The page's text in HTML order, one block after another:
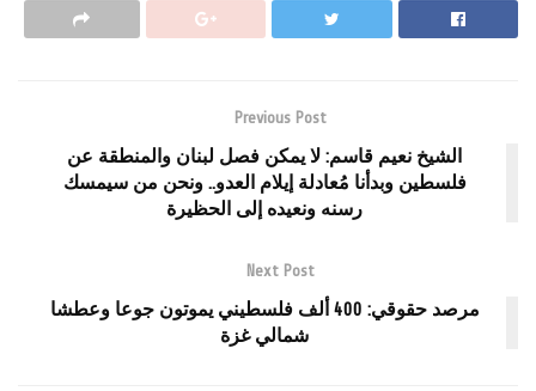
Previous Post
الشيخ نعيم قاسم: لا يمكن فصل لبنان والمنطقة عن
فلسطين وبدأنا مُعادلة إيلام العدو.. ونحن من سيمسك
رسنه ونعيده إلى الحظيرة
Next Post
مرصد حقوقي: 400 ألف فلسطيني يموتون جوعا وعطشا
شمالي غزة